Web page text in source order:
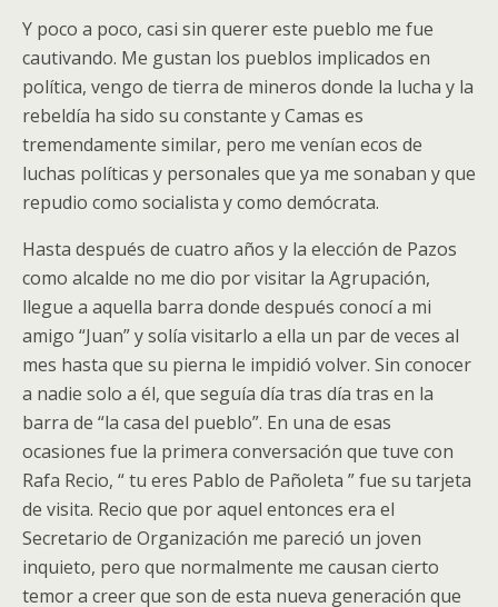
Y poco a poco, casi sin querer este pueblo me fue
cautivando. Me gustan los pueblos implicados en
política, vengo de tierra de mineros donde la lucha y la
rebeldía ha sido su constante y Camas es
tremendamente similar, pero me venían ecos de
luchas políticas y personales que ya me sonaban y que
repudio como socialista y como demócrata.
Hasta después de cuatro años y la elección de Pazos
como alcalde no me dio por visitar la Agrupación,
llegue a aquella barra donde después conocí a mi
amigo “Juan” y solía visitarlo a ella un par de veces al
mes hasta que su pierna le impidió volver. Sin conocer
a nadie solo a él, que seguía día tras día tras en la
barra de “la casa del pueblo”. En una de esas
ocasiones fue la primera conversación que tuve con
Rafa Recio, “ tu eres Pablo de Pañoleta ” fue su tarjeta
de visita. Recio que por aquel entonces era el
Secretario de Organización me pareció un joven
inquieto, pero que normalmente me causan cierto
temor a creer que son de esta nueva generación que